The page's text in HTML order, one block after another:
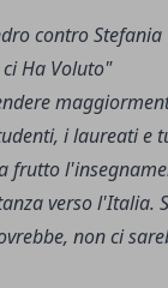
i laureati e
frutto
verso l'Italia.
non ci